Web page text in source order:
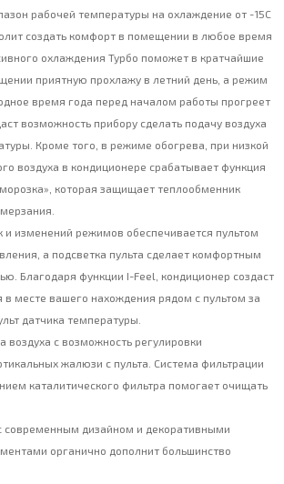
рабочей температуры на охлаждение от -15С
создать комфорт в помещении в любое время
охлаждения Турбо поможет в кратчайшие
приятную прохлажу в летний день, а режим
время года перед началом работы прогреет
возможность прибору сделать подачу воздуха
Кроме того, в режиме обогрева, при низкой
воздуха в кондиционере срабатывает функция
которая защищает теплообменник
и изменений режимов обеспечивается пультом
а подсветка пульта сделает комфортным
Благодаря функции I-Feel, кондиционер создаст
в месте вашего нахождения рядом с пультом за
датчика температуры.
воздуха с возможность регулировки
жалюзи с пульта. Система фильтрации
каталитического фильтра помогает очищать
современным дизайном и декоративными
органично дополнит большинство